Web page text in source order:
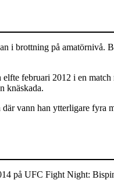
i brottning på amatörnivå.
februari 2012 i en
knäskada.
vann han ytterligare
på UFC Fight Night: